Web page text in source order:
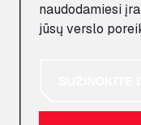
naudodamiesi
jūsų verslo